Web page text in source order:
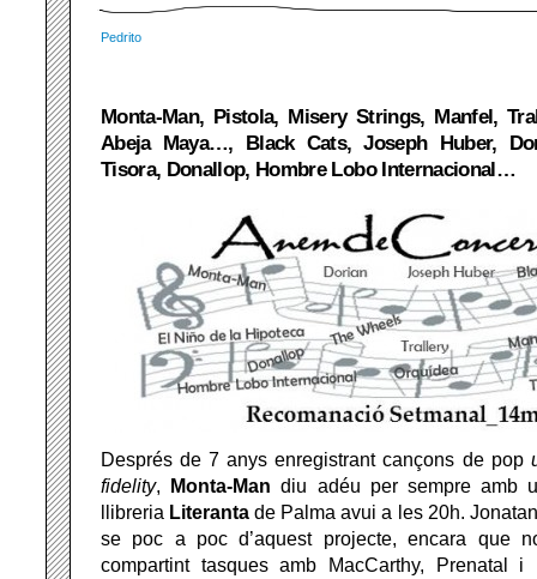
Pedrito
Monta-Man, Pistola, Misery Strings, Manfel,
Abeja Maya…, Black Cats, Joseph Huber,
Tisora, Donallop, Hombre Lobo Internacional…
Després de 7 anys enregistrant cançons de pop
fidelity, Monta-Man diu adéu per sempre amb
llibreria Literantade Palma avui a les 20h.
se poc a poc d’aquest projecte, encara que
compartint tasques amb MacCarthy, Prenatal